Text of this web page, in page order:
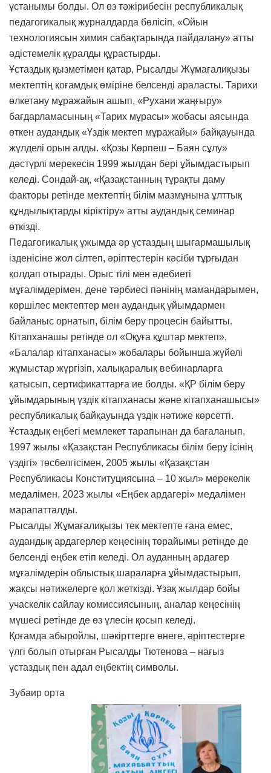
ұстанымы болды. Ол өз тәжірибесін республикалық
педагогикалық журналдарда бөлісіп, «Ойын
технологиясын химия сабақтарында пайдалану» атты
әдістемелік құралды құрастырды.
Ұстаздық қызметімен қатар, Рысалды Жұмағалиқызы
мектептің қоғамдық өміріне белсенді араласты. Тарихи
өлкетану мұражайын ашып, «Рухани жаңғыру»
бағдарламасының «Тарих мұрасы» жобасы аясында
өткен аудандық «Үздік мектеп мұражайы» байқауында
жүлделі орын алды. «Қозы Көрпеш – Баян сұлу»
дәстүрлі мерекесін 1999 жылдан бері ұйымдастырып
келеді. Сондай-ақ, «Қазақстанның тұрақты даму
факторы ретінде мектептің білім мазмұнына ұлттық
құндылықтарды кіріктіру» атты аудандық семинар
өткізді.
Педагогикалық ұжымда әр ұстаздың шығармашылық
ізденісіне жол сілтеп, әріптестерін кәсіби тұрғыдан
қолдап отырады. Орыс тілі мен әдебиеті
мұғалімдерімен, дене тәрбиесі пәнінің мамандарымен,
көршілес мектептер мен аудандық ұйымдармен
байланыс орнатып, білім беру процесін байытты.
Кітапханашы ретінде ол «Оқуға құштар мектеп»,
«Балалар кітапханасы» жобалары бойынша жүйелі
жұмыстар жүргізіп, халықаралық вебинарларға
қатысып, сертификаттарға ие болды. «ҚР білім беру
ұйымдарының үздік кітапханасы және кітапханашысы»
республикалық байқауында үздік нәтиже көрсетті.
Ұстаздық еңбегі мемлекет тарапынан да бағаланып,
1997 жылы «Қазақстан Республикасы білім беру ісінің
үздігі» төсбелгісімен, 2005 жылы «Қазақстан
Республикасы Конституциясына – 10 жыл» мерекелік
медалімен, 2023 жылы «Еңбек ардагері» медалімен
марапатталды.
Рысалды Жұмағалиқызы тек мектепте ғана емес,
аудандық ардагерлер кеңесінің төрайымы ретінде де
белсенді еңбек етіп келеді. Ол ауданның ардагер
мұғалімдерін облыстық шараларға ұйымдастырып,
жақсы нәтижелерге қол жеткізді. Ұзақ жылдар бойы
учаскелік сайлау комиссиясының, аналар кеңесінің
мүшесі ретінде де өз үлесін қосып келеді.
Қоғамда абыройлы, шәкірттерге өнеге, әріптестерге
үлгі болып отырған Рысалды Тютенова – нағыз
ұстаздық пен адал еңбектің символы.
Зубаир орта